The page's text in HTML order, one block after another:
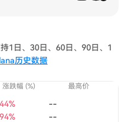
1日、30日、60日、90日、1
历史数据
涨跌幅 (%) 最高价
--
--